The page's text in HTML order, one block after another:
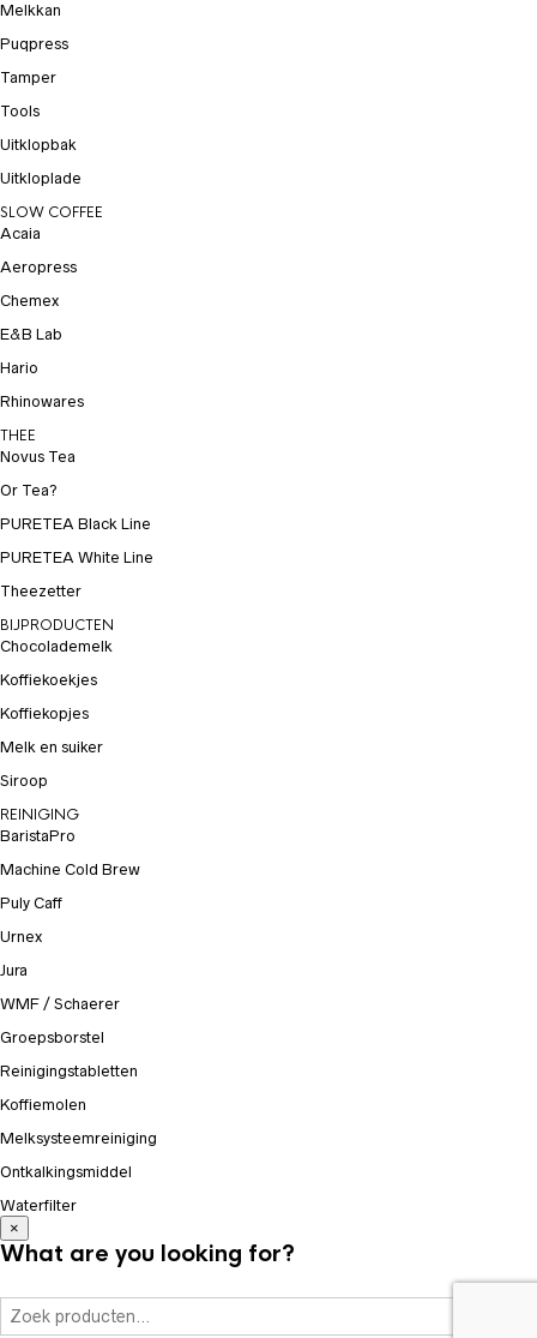
Melkkan
Puqpress
Tamper
Tools
Uitklopbak
Uitkloplade
SLOW COFFEE
Acaia
Aeropress
Chemex
E&B Lab
Hario
Rhinowares
THEE
Novus Tea
Or Tea?
PURETEA Black Line
PURETEA White Line
Theezetter
BIJPRODUCTEN
Chocolademelk
Koffiekoekjes
Koffiekopjes
Melk en suiker
Siroop
REINIGING
BaristaPro
Machine Cold Brew
Puly Caff
Urnex
Jura
WMF / Schaerer
Groepsborstel
Reinigingstabletten
Koffiemolen
Melksysteemreiniging
Ontkalkingsmiddel
Waterfilter
×
What are you looking for?